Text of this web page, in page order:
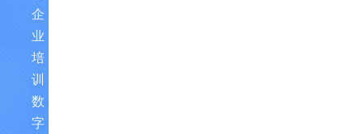
企
业
培
训
数
字